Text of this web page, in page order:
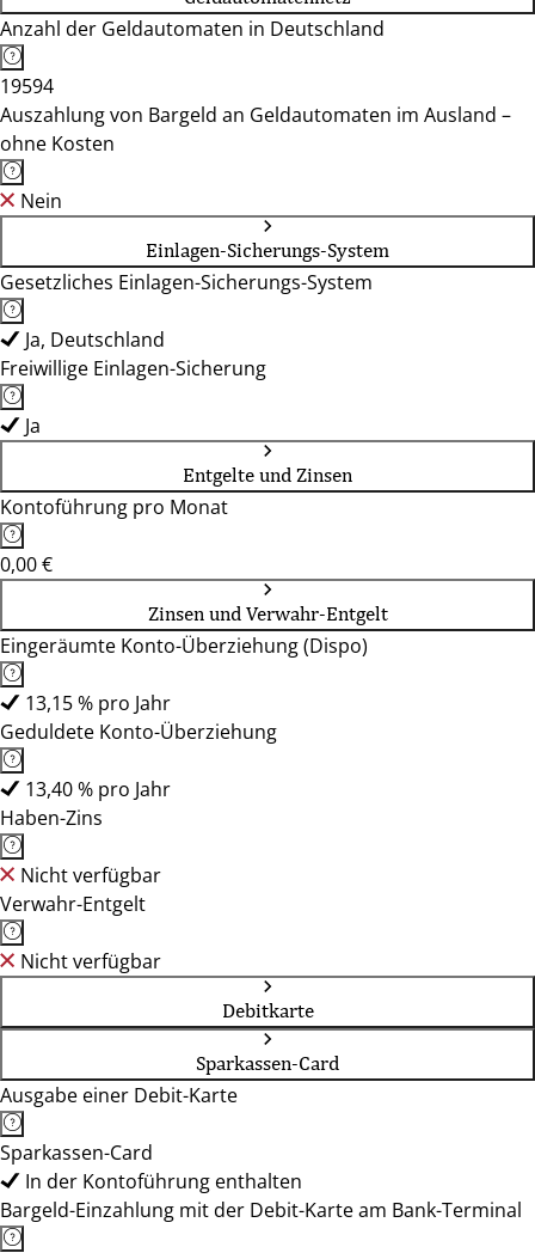
Anzahl der Geldautomaten in Deutschland
19594
Auszahlung von Bargeld an Geldautomaten im Ausland –
ohne Kosten
Nein
Einlagen-Sicherungs-System
Gesetzliches Einlagen-Sicherungs-System
Ja, Deutschland
Freiwillige Einlagen-Sicherung
Ja
Entgelte und Zinsen
Kontoführung pro Monat
0,00 €
Zinsen und Verwahr-Entgelt
Eingeräumte Konto-Überziehung (Dispo)
13,15 % pro Jahr
Geduldete Konto-Überziehung
13,40 % pro Jahr
Haben-Zins
Nicht verfügbar
Verwahr-Entgelt
Nicht verfügbar
Debitkarte
Sparkassen-Card
Ausgabe einer Debit-Karte
Sparkassen-Card
In der Kontoführung enthalten
Bargeld-Einzahlung mit der Debit-Karte am Bank-Terminal